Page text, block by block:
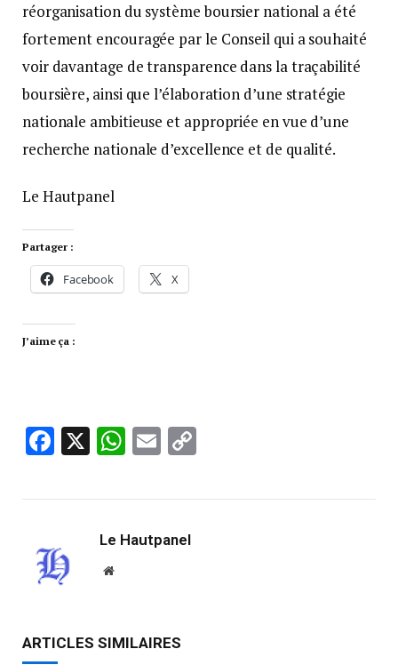
réorganisation du système boursier national a été
fortement encouragée par le Conseil qui a souhaité
voir davantage de transparence dans la traçabilité
boursière, ainsi que l’élaboration d’une stratégie
nationale ambitieuse et appropriée en vue d’une
recherche nationale d’excellence et de qualité.
Le Hautpanel
Partager :
Facebook X
J’aime ça :
Facebook
X WhatsApp
Email
Le Hautpanel
Website
ARTICLES SIMILAIRES